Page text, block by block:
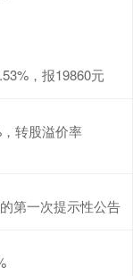
，报19860元
转股溢价率
第一次提示性公告